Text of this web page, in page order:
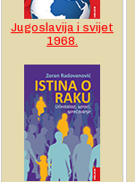
Jugoslavija i svijet
1968.